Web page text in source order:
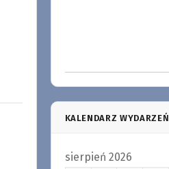
KALENDARZ WYDARZEŃ
sierpień 2026